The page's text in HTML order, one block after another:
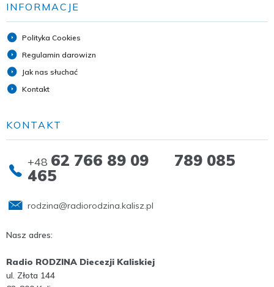
INFORMACJE
Polityka Cookies
Regulamin darowizn
Jak nas słuchać
Kontakt
KONTAKT
+48 62 766 89 09 789 085
465
rodzina@radiorodzina.kalisz.pl
Nasz adres:
Radio RODZINA Diecezji Kaliskiej
ul. Złota 144